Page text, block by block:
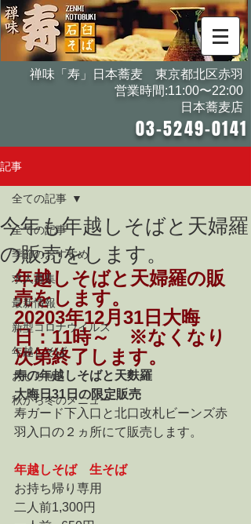
禅味「寿」日本蕎麦 東京都北区赤羽
営業時間:11:00〜22:00
日本蕎麦店
03-5249-0141
記事
全ての記事
季節のおすすめ
求人募集
最新情報
新型コロナウイルス
年越しそば
おしらせ
秋から冬のメニュー
全ての記事
今年も年越しそばと天婦羅
の販売をします。
年越しそばと天婦羅の販
売をします。
20203年12月31日大晦
日：11時～　※なくなり
次第終了します。
寿の年越しそばと天麩羅
大晦日31日の限定販売
寿ガード下入口と北口改札ビーンズ赤
羽入口の２ヵ所にて販売します。
年越しそば　生そば
お持ち帰り専用
二人前1,300円